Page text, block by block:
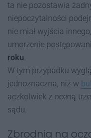
ta nie pozostawia
niepoczytalności
nie miał wyjścia
umorzenie
roku.
W tym przypadku
jednoznaczna, niż w
aczkolwiek z oceną
sądu.
Zbrodnia na